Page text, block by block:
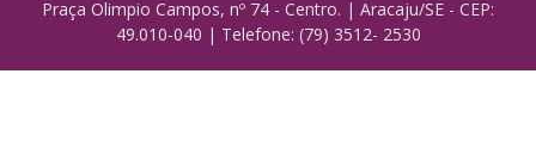
Praça Olimpio Campos, nº 74 - Centro. | Aracaju/SE - CEP:
49.010-040 | Telefone: (79) 3512- 2530